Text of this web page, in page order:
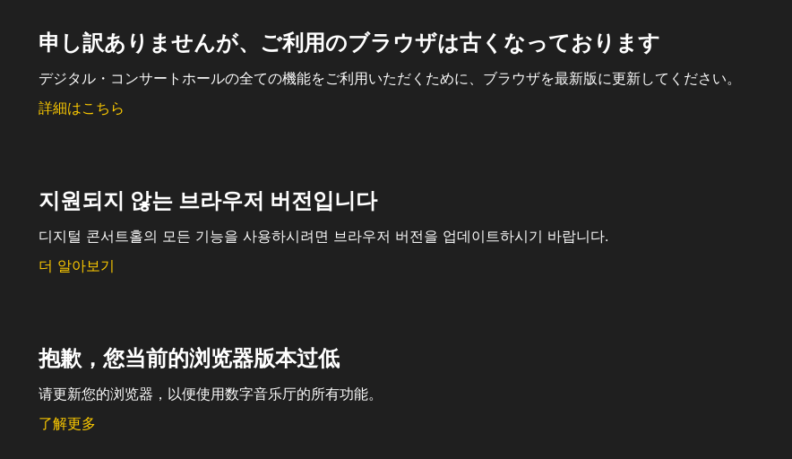
申し訳ありませんが、ご利用のブラウザは古くなっております
デジタル・コンサートホールの全ての機能をご利用いただくために、ブラウザを最新版に更新してください。
詳細はこちら
지원되지 않는 브라우저 버전입니다
디지털 콘서트홀의 모든 기능을 사용하시려면 브라우저 버전을 업데이트하시기 바랍니다.
더 알아보기
抱歉，您当前的浏览器版本过低
请更新您的浏览器，以便使用数字音乐厅的所有功能。
了解更多